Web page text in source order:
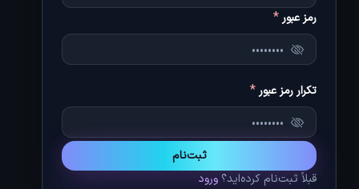
رمز عبور*
تکرار رمز عبور*
ثبت‌نام
قبلاً ثبت‌نام کرده‌اید؟ ورود